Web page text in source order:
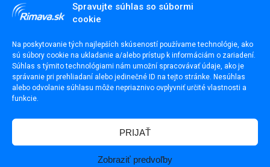
Spravujte súhlas so súbormi
cookie
Na poskytovanie tých najlepších skúseností používame technológie, ako
sú súbory cookie na ukladanie a/alebo prístup k informáciám o zariadení.
Súhlas s týmito technológiami nám umožní spracovávať údaje, ako je
správanie pri prehliadaní alebo jedinečné ID na tejto stránke. Nesúhlas
alebo odvolanie súhlasu môže nepriaznivo ovplyvniť určité vlastnosti a
funkcie.
PRIJAŤ
Zobraziť predvoľby
Požiar v Braväcove zasiahol desať stavieb